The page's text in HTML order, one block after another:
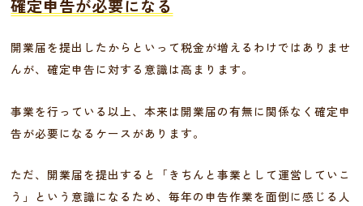
確定申告が必要になる
開業届を提出したからといって税金が増えるわけではありませ
んが、確定申告に対する意識は高まります。
事業を行っている以上、本来は開業届の有無に関係なく確定申
告が必要になるケースがあります。
ただ、開業届を提出すると「きちんと事業として運営していこ
う」という意識になるため、毎年の申告作業を面倒に感じる人